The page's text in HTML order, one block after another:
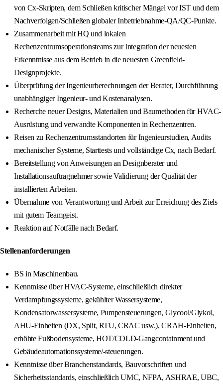
von Cx-Skripten, dem Schließen kritischer Mängel vor IST und dem
Nachverfolgen/Schließen globaler Inbetriebnahme-QA/QC-Punkte.
Zusammenarbeit mit HQ und lokalen
Rechenzentrumsoperationsteams zur Integration der neuesten
Erkenntnisse aus dem Betrieb in die neuesten Greenfield-
Designprojekte.
Überprüfung der Ingenieurberechnungen der Berater, Durchführung
unabhängiger Ingenieur- und Kostenanalysen.
Recherche neuer Designs, Materialien und Baumethoden für HVAC-
Ausrüstung und verwandte Komponenten in Rechenzentren.
Reisen zu Rechenzentrumsstandorten für Ingenieurstudien, Audits
mechanischer Systeme, Starttests und vollständige Cx, nach Bedarf.
Bereitstellung von Anweisungen an Designberater und
Installationsauftragnehmer sowie Validierung der Qualität der
installierten Arbeiten.
Übernahme von Verantwortung und Arbeit zur Erreichung des Ziels
mit gutem Teamgeist.
Reaktion auf Notfälle nach Bedarf.
Stellenanforderungen
BS in Maschinenbau.
Kenntnisse über HVAC-Systeme, einschließlich direkter
Verdampfungssysteme, gekühlter Wassersysteme,
Kondensatorwassersysteme, Pumpensteuerungen, Glycool/Glykol,
AHU-Einheiten (DX, Split, RTU, CRAC usw.), CRAH-Einheiten,
erhöhte Fußbodensysteme, HOT/COLD-Gangcontainment und
Gebäudeautomationssysteme/-steuerungen.
Kenntnisse über Branchenstandards, Bauvorschriften und
Sicherheitsstandards, einschließlich UMC, NFPA, ASHRAE, UBC,